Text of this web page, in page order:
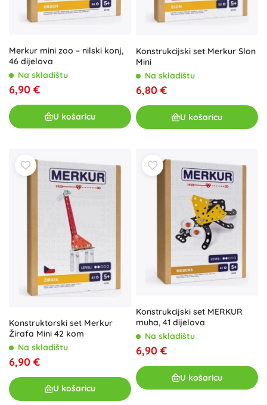
Merkur mini zoo – nilski konj,
46 dijelova
Na skladištu
6,90 €
U košaricu
Konstrukcijski set Merkur Slon
Mini
Na skladištu
6,80 €
U košaricu
Konstruktorski set Merkur
Žirafa Mini 42 kom
Na skladištu
6,90 €
U košaricu
Konstrukcijski set MERKUR
muha, 41 dijelova
Na skladištu
6,90 €
U košaricu